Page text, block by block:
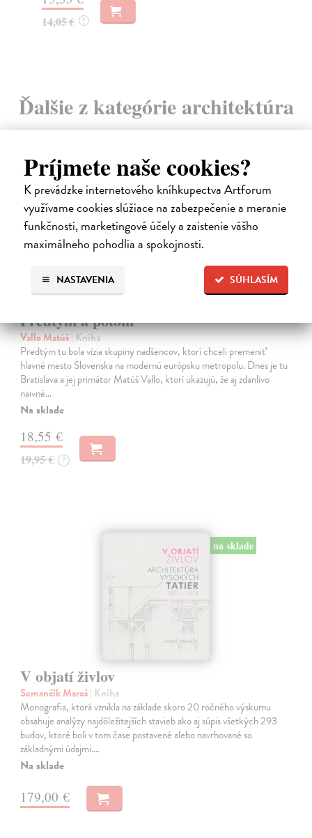
Príjmete naše cookies?
K prevádzke internetového kníhkupectva Artforum
využívame cookies slúžiace na zabezpečenie a meranie
funkčnosti, marketingové účely a zaistenie vášho
maximálneho pohodlia a spokojnosti.
SÚHLASÍM
NASTAVENIA
14,05 € ?
Ďalšie z kategórie architektúra
na sklade
Predtým a potom
Vallo Matúš| Kniha
Predtým tu bola vízia skupiny nadšencov, ktorí chceli premeniť
hlavné mesto Slovenska na modernú európsku metropolu. Dnes je tu
Bratislava a jej primátor Matúš Vallo, ktorí ukazujú, že aj zdanlivo
naivné…
Na sklade
18,55 €
19,95 € ?
na sklade
V objatí živlov
Semančík Maroš| Kniha
Monografia, ktorá vznikla na základe skoro 20 ročného výskumu
obsahuje analýzy najdôležitejších stavieb ako aj súpis všetkých 293
budov, ktoré boli v tom čase postavené alebo navrhované so
základnými údajmi.…
Na sklade
179,00 €